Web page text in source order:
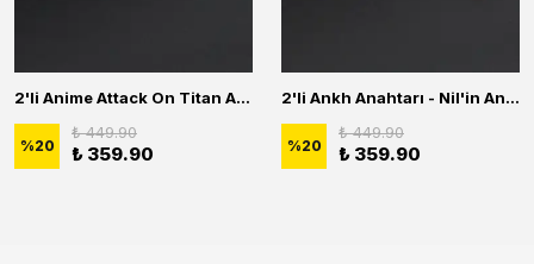
2'li Anime Attack On Titan Acrylic Maria Anime Naruto Erkek Kadın Kolye Seti
%20
₺ 449.90
₺ 359.90
2'li Ankh Anahtarı - Nil'in Anahtarı - Kuru Kafa Erkek Kadın Kolye Seti
%20
₺ 449.90
₺ 359.90